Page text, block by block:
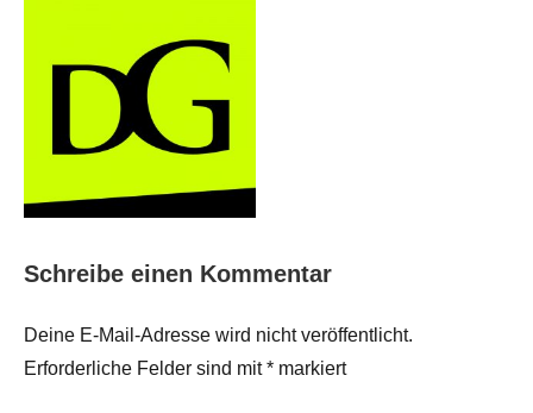
Schreibe einen Kommentar
Deine E-Mail-Adresse wird nicht veröffentlicht.
Erforderliche Felder sind mit* markiert